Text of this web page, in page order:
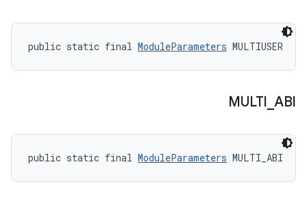
public static final ModuleParameters MULTIUSER
MULTI ABI
public static final ModuleParameters MULTI_ABI